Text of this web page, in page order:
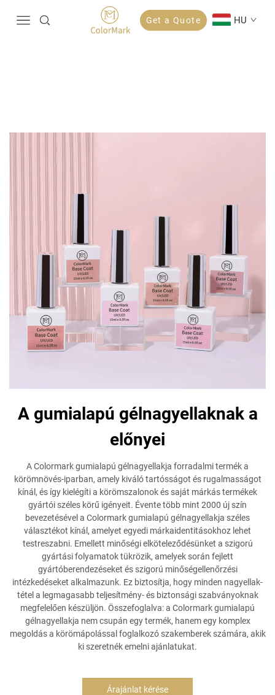
Get a Quote HU
A gumialapú gélnagyellaknak a
előnyei
A Colormark gumialapú gélnagyellakja forradalmi termék a
körömnövés-iparban, amely kiváló tartósságot és rugalmasságot
kínál, és így kielégíti a körömszalonok és saját márkás termékek
gyártói széles körű igényeit. Évente több mint 2000 új szín
bevezetésével a Colormark gumialapú gélnagyellakja széles
választékot kínál, amelyet egyedi márkaidentitásokhoz lehet
testreszabni. Emellett minőségi elköteleződésünket a szigorú
gyártási folyamatok tükrözik, amelyek során fejlett
gyártóberendezéseket és szigorú minőségellenőrzési
intézkedéseket alkalmazunk. Ez biztosítja, hogy minden nagyellak-
tétel a legmagasabb teljesítmény- és biztonsági szabványoknak
megfelelően készüljön. Összefoglalva: a Colormark gumialapú
gélnagyellakja nem csupán egy termék, hanem egy komplex
megoldás a körömápolással foglalkozó szakemberek számára, akik
ki szeretnék emelni ajánlatukat.
Árajánlat kérése